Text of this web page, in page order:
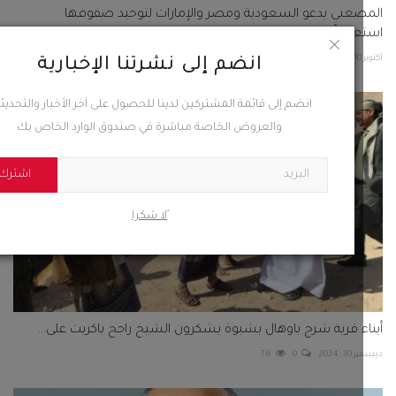
انضم إلى نشرتنا الإخبارية
انضم إلى قائمة المشتركين لدينا للحصول على آخر الأخبار والتحديثات
والعروض الخاصة مباشرة في صندوق الوارد الخاص بك
ًلا شكرا
يدعو السعودية ومصر والإمارات لتوحيد صفوفها
قرية شرج باوهال بشبوة يشكرون الشيخ راجح باكريت على...
0
76